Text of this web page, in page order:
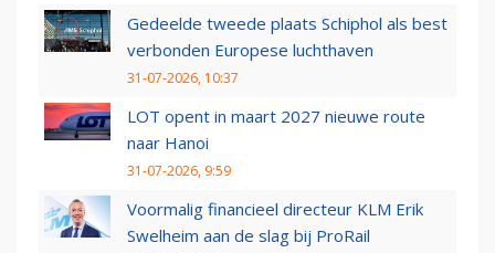
Gedeelde tweede plaats Schiphol als best
verbonden Europese luchthaven
31-07-2026, 10:37
LOT opent in maart 2027 nieuwe route
naar Hanoi
31-07-2026, 9:59
Voormalig financieel directeur KLM Erik
Swelheim aan de slag bij ProRail